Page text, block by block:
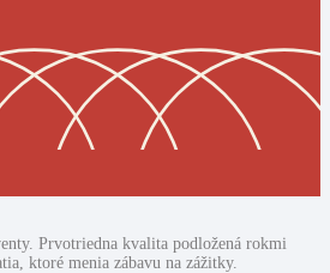
Prvotriedna kvalita podložená rokmi
ktoré menia zábavu na zážitky.